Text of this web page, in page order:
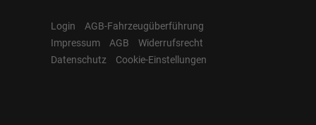
Login
AGB-Fahrzeugüberführung
Impressum
AGB
Widerrufsrecht
Datenschutz
Cookie-Einstellungen